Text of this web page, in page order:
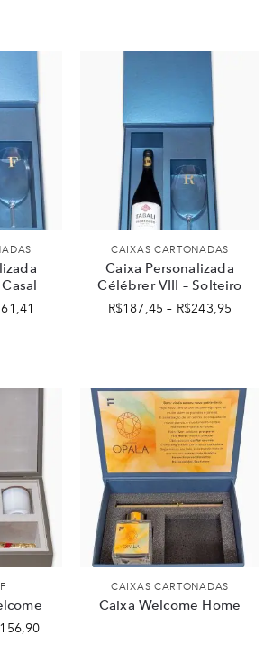
CAIXAS CARTONADAS
Caixa Personalizada
Célébrer VIII – Solteiro
R$187,45 – R$243,95
CAIXAS CARTONADAS
Caixa Welcome Home